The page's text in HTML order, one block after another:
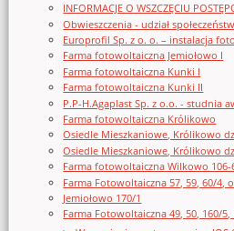
INFORMACJE O WSZCZĘCIU
Obwieszczenia - udział
Europrofil Sp. z o. o. – instalacja
Farma fotowoltaiczna Jemiołowo I
Farma fotowoltaiczna Kunki I
Farma fotowoltaiczna Kunki II
P.P-H.Agaplast Sp. z o.o. - studnia
Farma fotowoltaiczna Królikowo
Osiedle Mieszkaniowe, Królikowo
Osiedle Mieszkaniowe, Królikowo
Farma fotowoltaiczna Wilkowo 106-
Farma Fotowoltaiczna 57, 59, 60/4,
Jemiołowo 170/1
Farma Fotowoltaiczna 49, 50, 160/5,